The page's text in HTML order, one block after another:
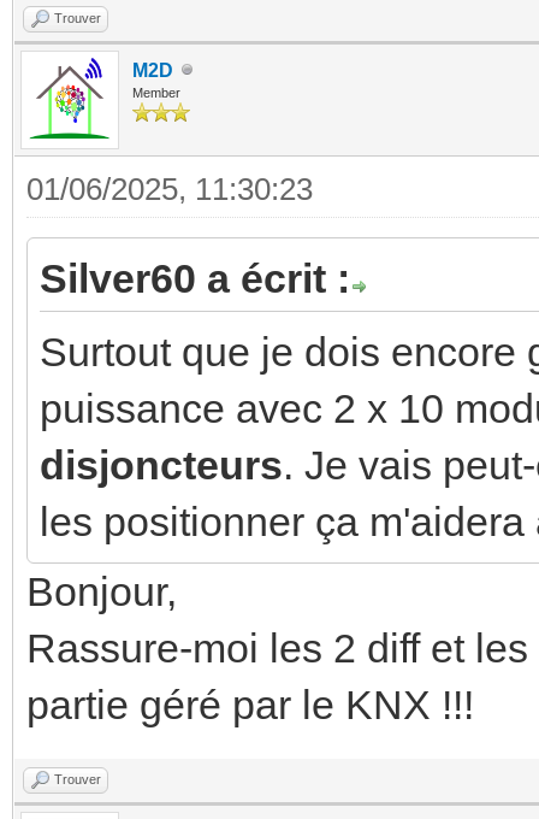
Trouver
M2D
Member
01/06/2025, 11:30:23
Silver60 a écrit :
Surtout que je dois encore
puissance avec 2 x 10
disjoncteurs. Je vais
les positionner ça m'aidera
Bonjour,
Rassure-moi les 2 diff et
partie géré par le KNX !!!
Trouver